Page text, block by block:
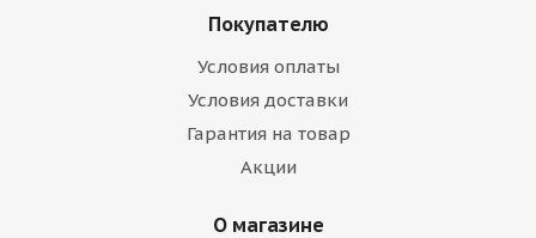
Покупателю
Условия оплаты
Условия доставки
Гарантия на товар
Акции
О магазине